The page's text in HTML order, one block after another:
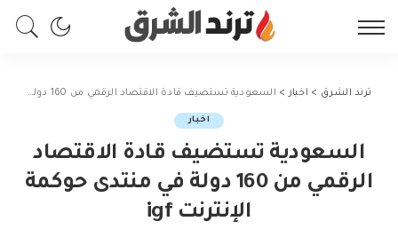
ترند الشرق > اخبار > السعودية تستضيف قادة الاقتصاد الرقمي من 160 دولة في منتدى حوكمة الإنترنت igf
اخبار
السعودية تستضيف قادة الاقتصاد
الرقمي من 160 دولة في منتدى حوكمة
الإنترنت igf